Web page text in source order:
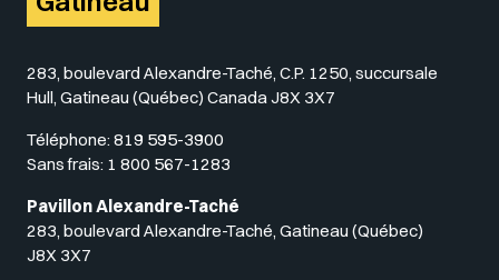
283, boulevard Alexandre-Taché, C.P. 1250, succursale
Hull, Gatineau (Québec) Canada J8X 3X7
Téléphone: 819 595-3900
Sans frais: 1 800 567-1283
Pavillon Alexandre-Taché
283, boulevard Alexandre-Taché, Gatineau (Québec)
J8X 3X7